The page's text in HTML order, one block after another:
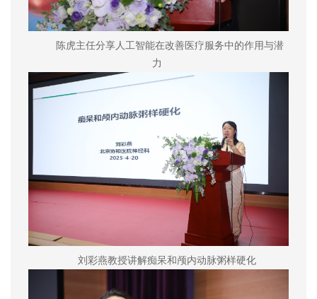
陈虎主任分享人工智能在改善医疗服务中的作用与潜
力
刘彩燕教授讲解痴呆和颅内动脉粥样硬化